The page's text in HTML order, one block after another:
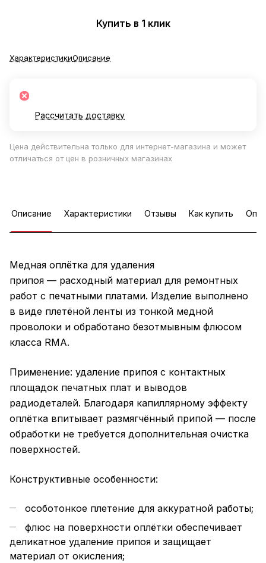
Купить в 1 клик
ХарактеристикиОписание
Рассчитать доставку
Цена действительна только для интернет-магазина и может
отличаться от цен в розничных магазинах
Описание Характеристики Отзывы Как купить
Медная оплётка для удаления
припоя — расходный материал для ремонтных
работ с печатными платами. Изделие выполнено
в виде плетёной ленты из тонкой медной
проволоки и обработано безотмывным флюсом
класса RMA.
Применение: удаление припоя с контактных
площадок печатных плат и выводов
радиодеталей. Благодаря капиллярному эффекту
оплётка впитывает размягчённый припой — после
обработки не требуется дополнительная очистка
поверхностей.
Конструктивные особенности:
особотонкое плетение для аккуратной работы;
флюс на поверхности оплётки обеспечивает
деликатное удаление припоя и защищает
материал от окисления;